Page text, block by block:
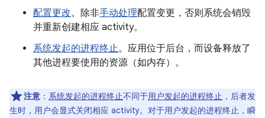
配置更改。除非手动处理配置变更，否则系统会销毁
并重新创建相应 activity。
系统发起的进程终止。应用位于后台，而设备释放了
其他进程要使用的资源（如内存）。
注意 ： 系统发起的进程终止不同于用户发起的进程终止 ，后者发
生时，用户会显式关闭相应 activity。对于用户发起的进程终止，瞬